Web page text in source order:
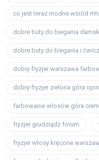
co jest teraz modne wśród
dobre buty do biegania
dobre buty do biegania i
dobry fryzjer warszawa
dobry fryzjer zielona góra
farbowanie włosów góra
fryzjer grudziądz forum
fryzjer włosy kręcone